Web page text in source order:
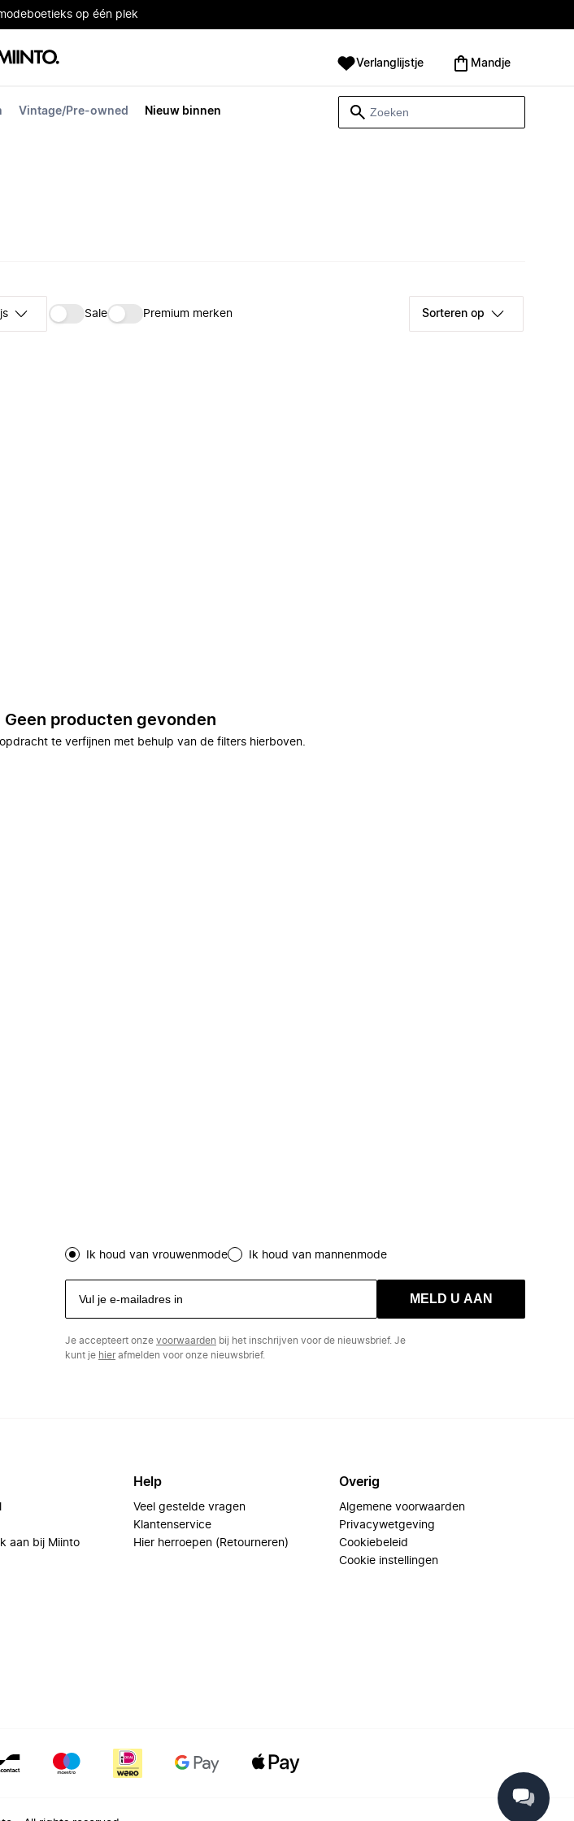
op één plek
Vintage/Pre-owned Nieuw binnen
Verlanglijstje Mandje
Sale Premium merken Sorteren op
Geen producten gevonden
te verfijnen met behulp van de filters hierboven.
Ik houd van vrouwenmode Ik houd van mannenmode
MELD U AAN
Je accepteert onze voorwaarden bij het inschrijven voor de nieuwsbrief. Je
kunt je hierafmelden voor onze nieuwsbrief.
aan bij Miinto
Help
Veel gestelde vragen
Klantenservice
Hier herroepen (Retourneren)
Overig
Algemene voorwaarden
Privacywetgeving
Cookiebeleid
Cookie instellingen